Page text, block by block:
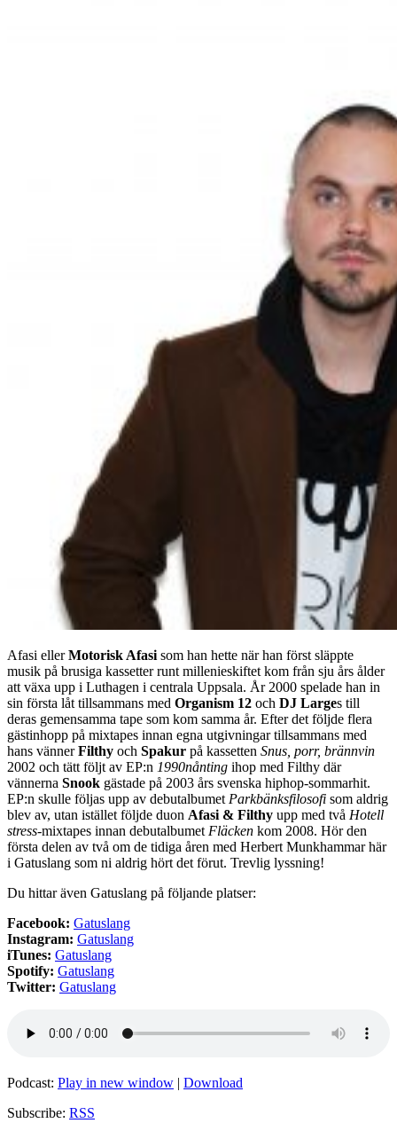
Afasi ellerMotorisk Afasi som han hette när han först släppte
musik på brusiga kassetter runt millenieskiftet kom från sju års ålder
att växa upp i Luthagen i centrala Uppsala. År 2000 spelade han in
sin första låt tillsammans med Organism 12 och DJ Larges till
deras gemensamma tape som kom samma år. Efter det följde flera
gästinhopp på mixtapes innan egna utgivningar tillsammans med
hans vännerFilthy och Spakur på kassetten Snus, porr, brännvin
2002 och tätt följt av EP:n 1990nånting ihop med Filthy där
vännerna Snook gästade på 2003 års svenska hiphop-sommarhit.
EP:n skulle följas upp av debutalbumet Parkbänksfilosofi som aldrig
blev av, utan istället följde duon Afasi & Filthy upp med två Hotell
stress-mixtapes innan debutalbumet Fläcken kom 2008. Hör den
första delen av två om de tidiga åren med Herbert Munkhammar här
i Gatuslang som ni aldrig hört det förut. Trevlig lyssning!
Du hittar även Gatuslang på följande platser:
Facebook: Gatuslang
Instagram: Gatuslang
iTunes: Gatuslang
Spotify: Gatuslang
Twitter: Gatuslang
Podcast: Play in new window | Download
Subscribe: RSS